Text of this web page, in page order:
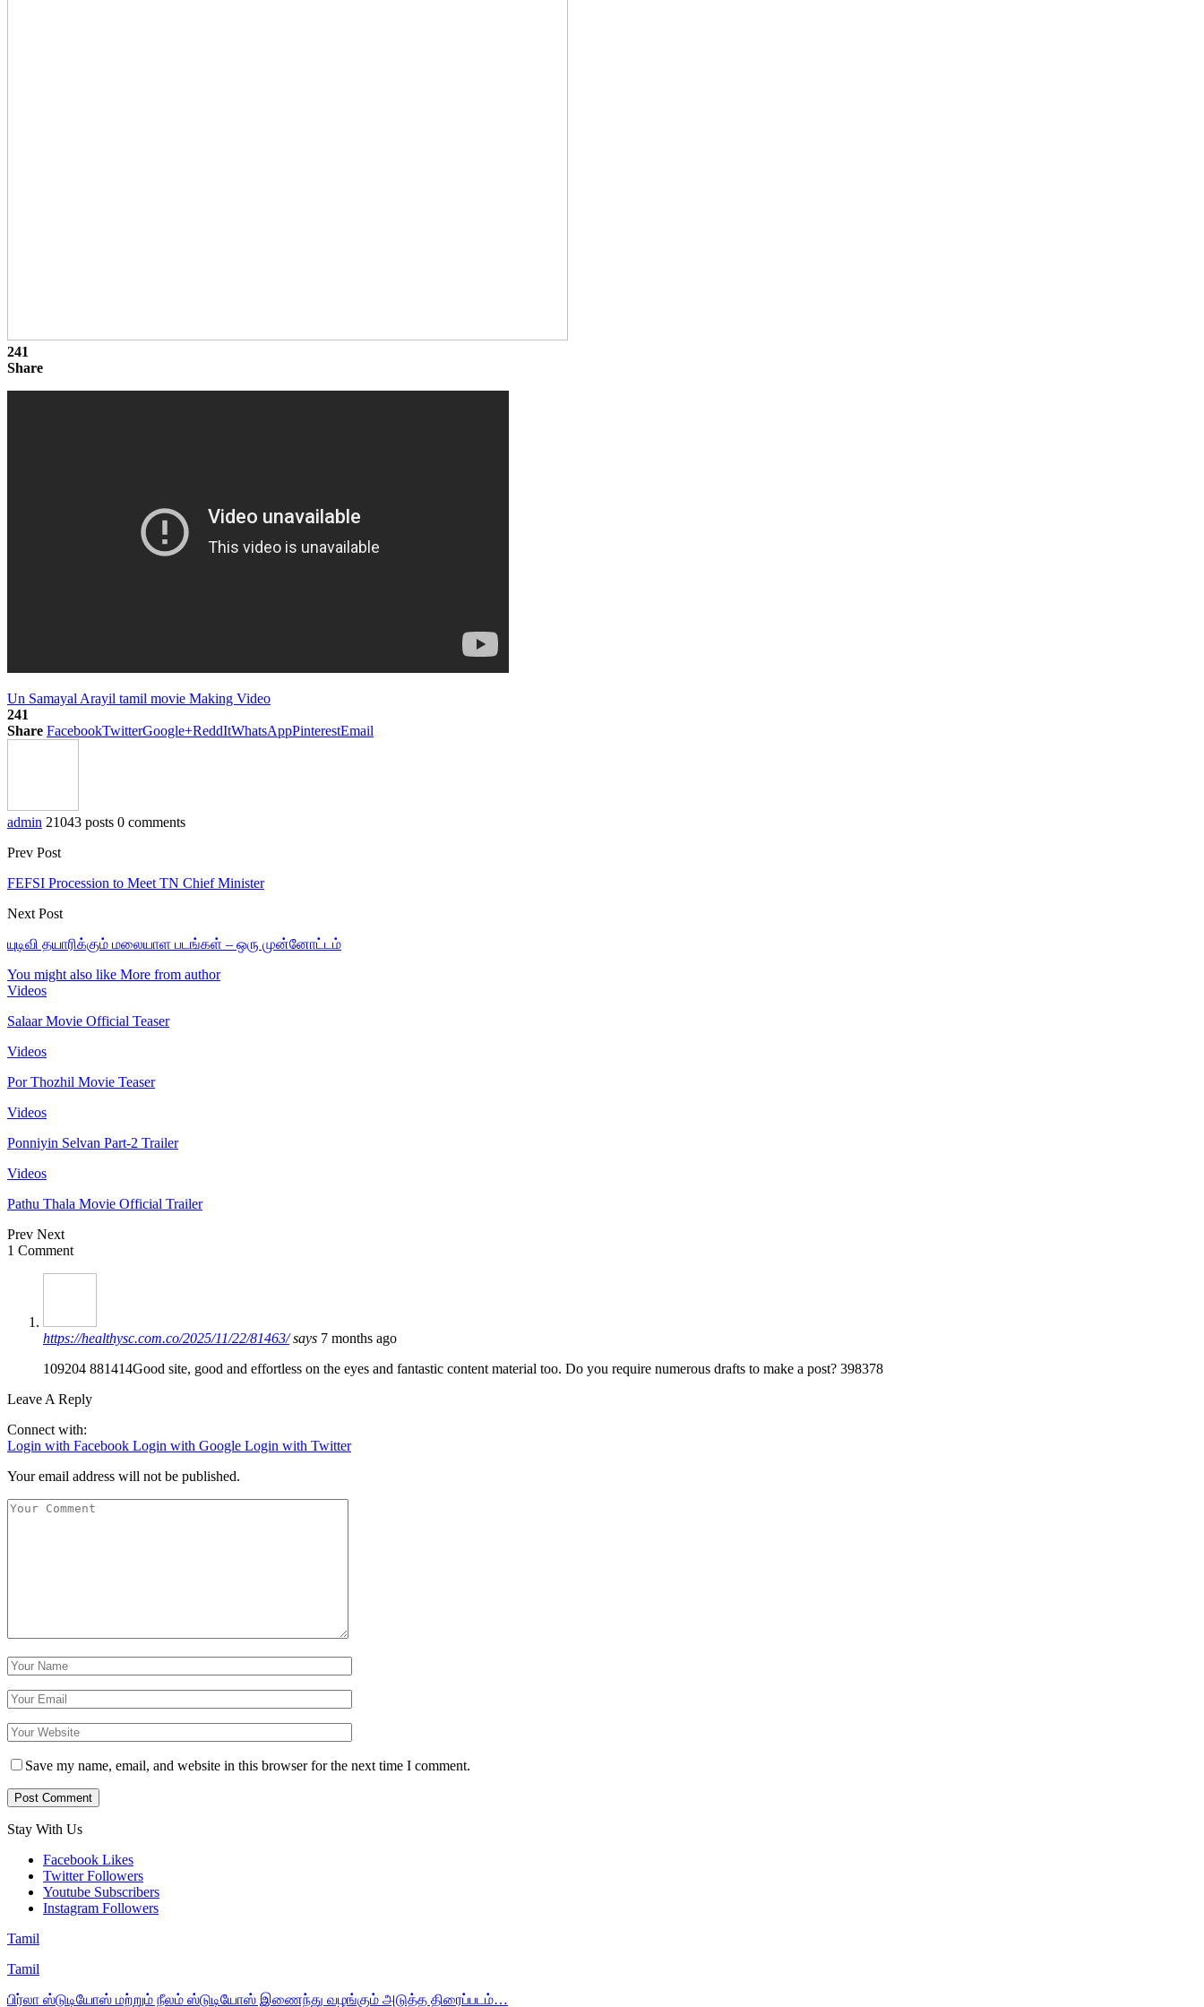
241
Share
Un Samayal Arayil tamil movie Making Video
241
Share FacebookTwitterGoogle+ReddItWhatsAppPinterestEmail
admin 21043 posts 0 comments
Prev Post
FEFSI Procession to Meet TN Chief Minister
Next Post
யுடிவி தயாரிக்கும் மலையாள படங்கள் – ஒரு முன்னோட்டம்
You might also like More from author
Videos
Salaar Movie Official Teaser
Videos
Por Thozhil Movie Teaser
Videos
Ponniyin Selvan Part-2 Trailer
Videos
Pathu Thala Movie Official Trailer
Prev Next
1 Comment
https://healthysc.com.co/2025/11/22/81463/ says 7 months ago
109204 881414Good site, good and effortless on the eyes and fantastic content material too. Do you require numerous drafts to make a post? 398378
Leave A Reply
Connect with:
Login with Facebook Login with Google Login with Twitter
Your email address will not be published.
Save my name, email, and website in this browser for the next time I comment.
Stay With Us
Facebook Likes
Twitter Followers
Youtube Subscribers
Instagram Followers
Tamil
Tamil
பிர்லா ஸ்டுடியோஸ் மற்றும் நீலம் ஸ்டுடியோஸ் இணைந்து வழங்கும் அடுத்த திரைப்படம்…